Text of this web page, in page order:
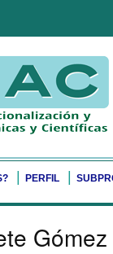
PERFIL
Gómez